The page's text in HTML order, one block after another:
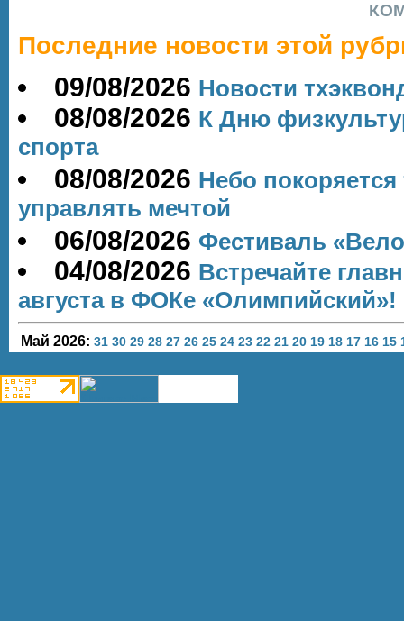
Последние новости этой
09/08/2026 Новости
08/08/2026 К Дню
спорта
08/08/2026 Небо покоряется
управлять мечтой
06/08/2026 Фестиваль
04/08/2026 Встречайте
августа в ФОКе «Олимпийский»!
Май 2026: 31 30 29 28 27 26 25 24 23 22 21 20 19 18 17 16 15